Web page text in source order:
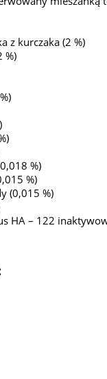
z kurczaka (2 %)
%)
%)
%)
(0,015 %)
HA – 122